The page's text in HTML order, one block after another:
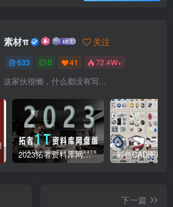
素材π 关注
633 0 41 72.4W+
这家伙很懒，什么都没有写...
2023拓者资料库网盘版800GB | CAD施工图+3D模型+户型方案+高清图集等
下一篇